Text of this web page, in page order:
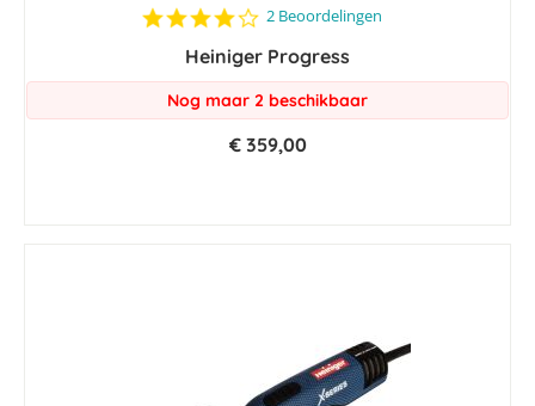
4.0
rating
2 Beoordelingen
Heiniger Progress
Nog maar 2 beschikbaar
€ 359,00